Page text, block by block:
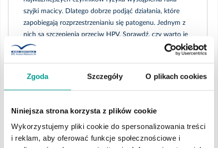
Zgoda Szczegóły O plikach cookies
Niniejsza strona korzysta z plików cookie
Wykorzystujemy pliki cookie do spersonalizowania treści
i reklam, aby oferować funkcje społecznościowe i
szyjki macicy. Dlatego dobrze podjąć działania, które
zapobiegają rozprzestrzenianiu się patogenu. Jednym z
nich są szczepienia przeciw HPV. Sprawdź, czy warto je
przyjąć.
WIĘCEJ